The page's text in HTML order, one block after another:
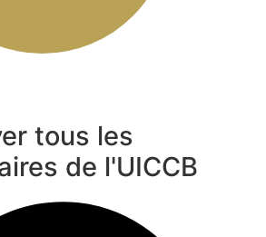
tous les
de l'UICCB